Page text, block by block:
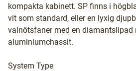
kompakta kabinett. SP finns i
vit som standard, eller en lyxig
valnötsfaner med en
aluminiumchassit.
System Type